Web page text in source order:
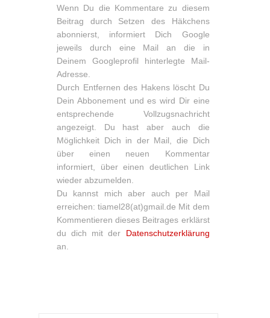
Wenn Du die Kommentare zu diesem
Beitrag durch Setzen des Häkchens
abonnierst, informiert Dich Google
jeweils durch eine Mail an die in
Deinem Googleprofil hinterlegte Mail-
Adresse.
Durch Entfernen des Hakens löscht Du
Dein Abbonement und es wird Dir eine
entsprechende Vollzugsnachricht
angezeigt. Du hast aber auch die
Möglichkeit Dich in der Mail, die Dich
über einen neuen Kommentar
informiert, über einen deutlichen Link
wieder abzumelden.
Du kannst mich aber auch per Mail
erreichen: tiamel28(at)gmail.de Mit dem
Kommentieren dieses Beitrages erklärst
du dich mit der Datenschutzerklärung
an.